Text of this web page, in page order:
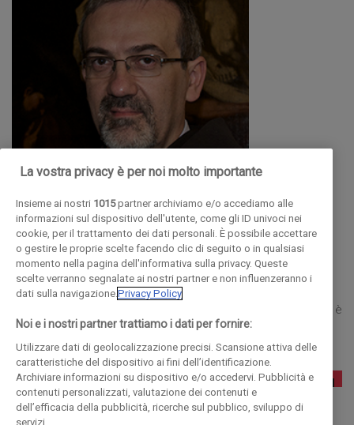
PIERBATTISTA PIZZAGALLA
TEOLOGO E BIBLISTA
Teologo Nato a Cologno al Serio nel 1965, è un presbitero,
teologo e biblista italiano dellOrdine dei Frati Minori Nel 2004 è
stato nominato Custode di Terra Santa incarico confermato
La vostra privacy è per noi molto importante
Insieme ai nostri 1015partner archiviamo e/o accediamo alle
informazioni sul dispositivo dell'utente, come gli ID univoci nei
cookie, per il trattamento dei dati personali. È possibile accettare
o gestire le proprie scelte facendo clic di seguito o in qualsiasi
momento nella pagina dell'informativa sulla privacy. Queste
scelte verranno segnalate ai nostri partner e non influenzeranno i
dati sulla navigazione. Privacy Policy
Noi e i nostri partner trattiamo i dati per fornire:
Utilizzare dati di geolocalizzazione precisi. Scansione attiva delle
caratteristiche del dispositivo ai fini dell’identificazione.
Archiviare informazioni su dispositivo e/o accedervi. Pubblicità e
contenuti personalizzati, valutazione dei contenuti e
dell’efficacia della pubblicità, ricerche sul pubblico, sviluppo di
servizi.